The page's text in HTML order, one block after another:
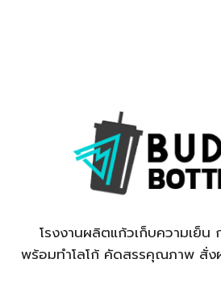
โรงงานผลิตแก้วเก็บความเย็น
พร้อมทำโลโก้ คัดสรรคุณภาพ สั่ง